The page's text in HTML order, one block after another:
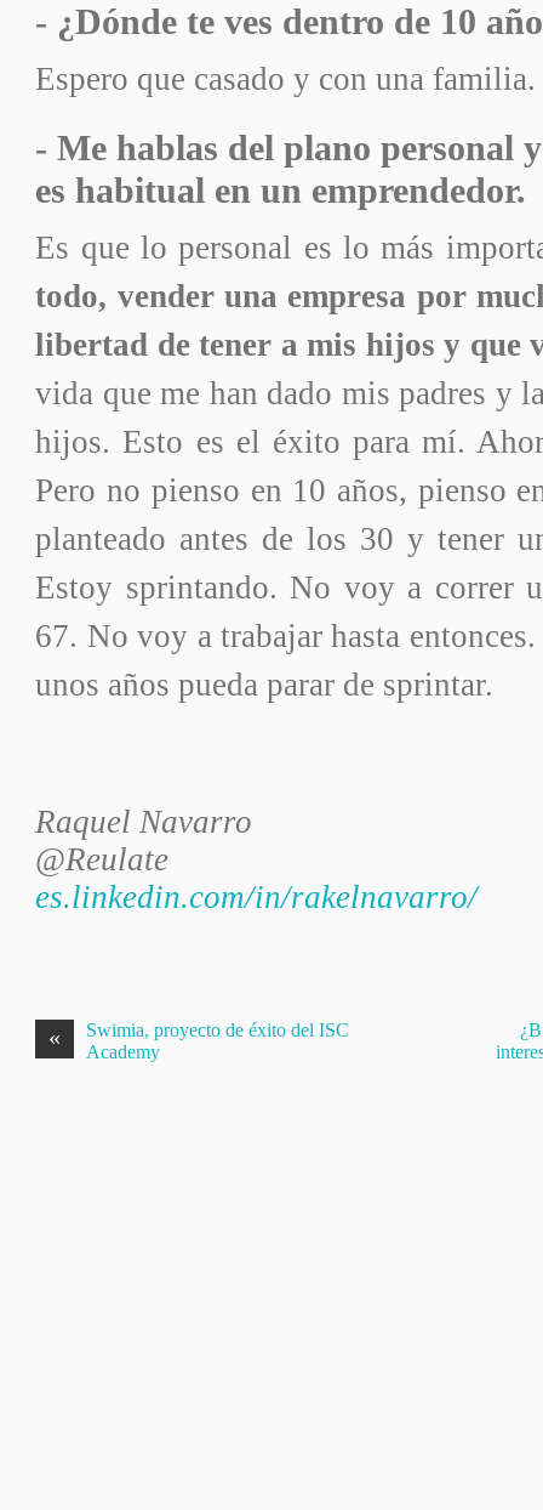
- ¿Dónde te ves dentro de 10
Espero que casado y con una
- Me hablas del plano personal
es habitual en un emprendedor.
Es que lo personal es lo más
todo, vender una empresa por
libertad de tener a mis hijos y que
vida que me han dado mis padres y
hijos. Esto es el éxito para mí.
Pero no pienso en 10 años, pienso
planteado antes de los 30 y tener
Estoy sprintando. No voy a correr
67. No voy a trabajar hasta
unos años pueda parar de sprintar.
Raquel Navarro
@Reulate
es.linkedin.com/in/rakelnavarro/
«
Swimia, proyecto de éxito del ISC
Academy